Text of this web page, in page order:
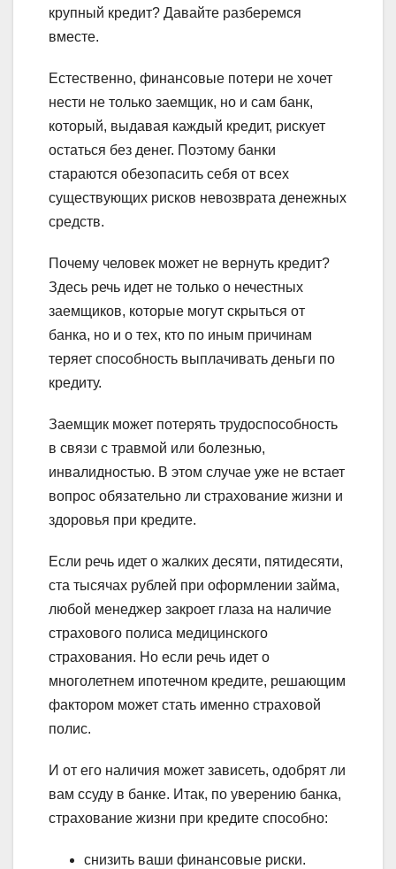
крупный кредит? Давайте разберемся
вместе.
Естественно, финансовые потери не хочет
нести не только заемщик, но и сам банк,
который, выдавая каждый кредит, рискует
остаться без денег. Поэтому банки
стараются обезопасить себя от всех
существующих рисков невозврата денежных
средств.
Почему человек может не вернуть кредит?
Здесь речь идет не только о нечестных
заемщиков, которые могут скрыться от
банка, но и о тех, кто по иным причинам
теряет способность выплачивать деньги по
кредиту.
Заемщик может потерять трудоспособность
в связи с травмой или болезнью,
инвалидностью. В этом случае уже не встает
вопрос обязательно ли страхование жизни и
здоровья при кредите.
Если речь идет о жалких десяти, пятидесяти,
ста тысячах рублей при оформлении займа,
любой менеджер закроет глаза на наличие
страхового полиса медицинского
страхования. Но если речь идет о
многолетнем ипотечном кредите, решающим
фактором может стать именно страховой
полис.
И от его наличия может зависеть, одобрят ли
вам ссуду в банке. Итак, по уверению банка,
страхование жизни при кредите способно:
снизить ваши финансовые риски.